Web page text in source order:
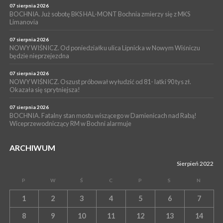
NASZ NEWS. Powstał Komitet Ochrony Ładu
Przestrzennego Miasta Bochnia. To odpowiedź na działania
magistratu
07 sierpnia 2026
BOCHNIA. Już sobotę BKS HAL-MONT Bochnia zmierzy się z MKS
Limanovia
07 sierpnia 2026
NOWY WIŚNICZ. Od poniedziałku ulica Lipnicka w Nowym Wiśniczu
będzie nieprzejezdna
07 sierpnia 2026
NOWY WIŚNICZ. Oszust próbował wyłudzić od 81- latki 90 tys zł.
Okazała się sprytniejsza!
07 sierpnia 2026
BOCHNIA. Fatalny stan mostu wiszącego w Damienicach nad Rabą!
Wiceprzewodniczący RM w Bochni alarmuje
ARCHIWUM
Sierpień 2022
P W Ś C P S N
1 2 3 4 5 6 7
8 9 10 11 12 13 14